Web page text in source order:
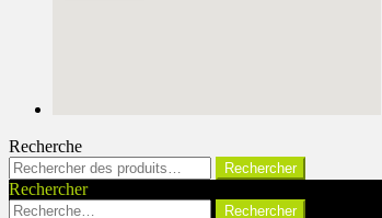
Recherche
Rechercher :
Rechercher
Rechercher
Rechercher :